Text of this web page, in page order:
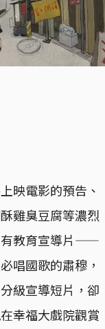
映電影的預告、
雞臭豆腐等濃烈
有教育宣導片——
唱國歌的肅穆，
級宣導短片，卻
幸福大戲院觀賞